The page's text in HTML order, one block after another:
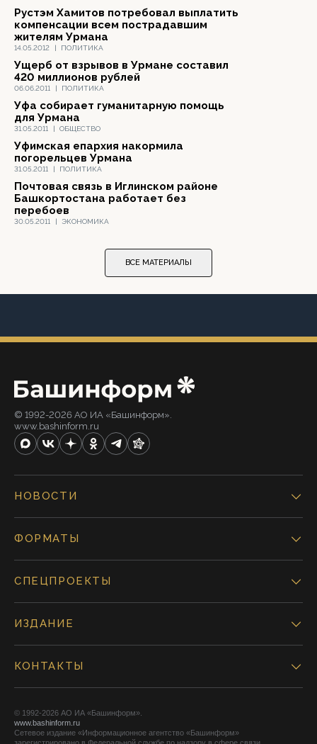
14.05.2012 | ПОЛИТИКА
Рустэм Хамитов потребовал выплатить
компенсации всем пострадавшим
жителям Урмана
06.06.2011 | ПОЛИТИКА
Ущерб от взрывов в Урмане составил
420 миллионов рублей
31.05.2011 | ОБЩЕСТВО
Уфа собирает гуманитарную помощь
для Урмана
31.05.2011 | ПОЛИТИКА
Уфимская епархия накормила
погорельцев Урмана
30.05.2011 | ЭКОНОМИКА
Почтовая связь в Иглинском районе
Башкортостана работает без
перебоев
ВСЕ МАТЕРИАЛЫ
© 1992-2026 АО ИА «Башинформ».
www.bashinform.ru
НОВОСТИ
ФОРМАТЫ
СПЕЦПРОЕКТЫ
ИЗДАНИЕ
КОНТАКТЫ
© 1992-2026 АО ИА «Башинформ».
www.bashinform.ru
Сетевое издание «Информационное агентство «Башинформ»